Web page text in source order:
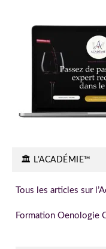
🏛️ L’ACADÉMIE™
Tous les articles sur
Formation Oenologie